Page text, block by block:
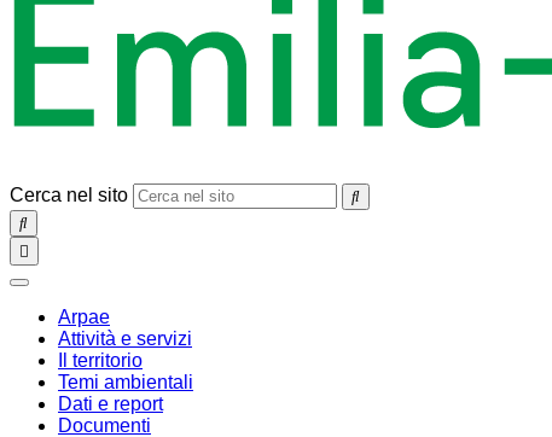
Cerca nel sito
SEARCH
Toggle
navigation
chiudi
Arpae
Attività e servizi
Il territorio
Temi ambientali
Dati e report
Documenti